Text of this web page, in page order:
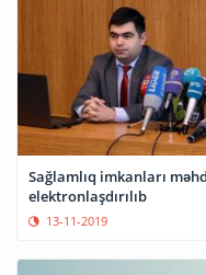
Sağlamlıq imkanları məhdud
elektronlaşdırılıb
13-11-2019